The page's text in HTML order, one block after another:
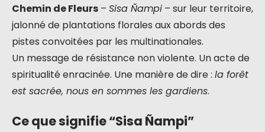
Chemin de Fleurs – Sisa Ñampi – sur leur territoire,
jalonné de plantations florales aux abords des
pistes convoitées par les multinationales.
Un message de résistance non violente. Un acte de
spiritualité enracinée. Une manière de dire : la forêt
est sacrée, nous en sommes les gardiens.
Ce que signifie “Sisa Ñampi”